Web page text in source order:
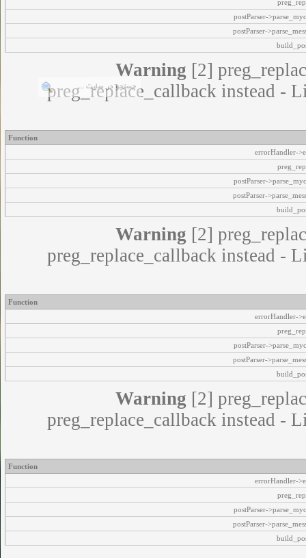
postParser-
postParser-
Warning [2]
preg_replace_callback instead -
Function
errorHandler-
postParser-
postParser-
Warning [2]
preg_replace_callback instead -
Function
errorHandler-
postParser-
postParser-
Warning [2]
preg_replace_callback instead -
Function
errorHandler-
postParser-
postParser-